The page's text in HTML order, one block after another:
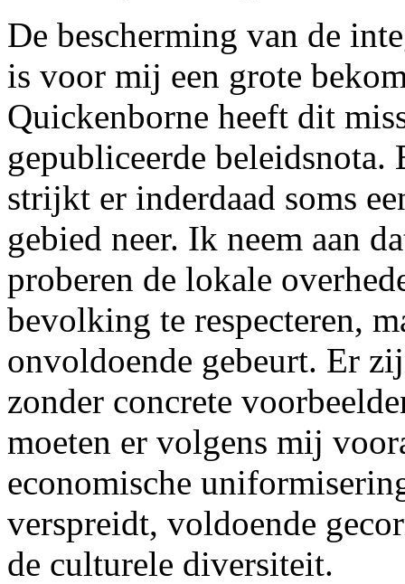
De bescherming van de
is voor mij een grote
Quickenborne heeft dit
gepubliceerde
strijkt er inderdaad soms
gebied neer. Ik neem aan
proberen de lokale
bevolking te respecteren,
onvoldoende gebeurt. Er
zonder concrete
moeten er volgens mij
economische
verspreidt, voldoende
de culturele diversiteit.